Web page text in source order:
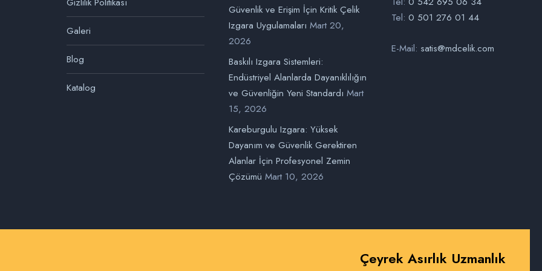
Galeri
Blog
Katalog
Güvenlik ve Erişim İçin Kritik Çelik
Izgara Uygulamaları Mart 20,
2026
Baskılı Izgara Sistemleri:
Endüstriyel Alanlarda Dayanıklılığın
ve Güvenliğin Yeni Standardı Mart
15, 2026
Kareburgulu Izgara: Yüksek
Dayanım ve Güvenlik Gerektiren
Alanlar İçin Profesyonel Zemin
Çözümü Mart 10, 2026
Tel:0 501 276 01 44
E-Mail: satis@mdcelik.com
Çeyrek Asırlık Uzmanlık